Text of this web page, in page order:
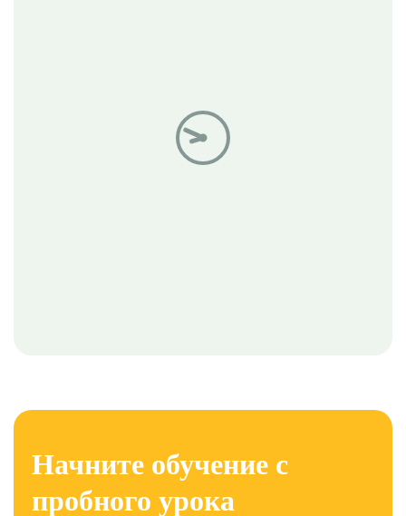
Начните обучение с
пробного урока